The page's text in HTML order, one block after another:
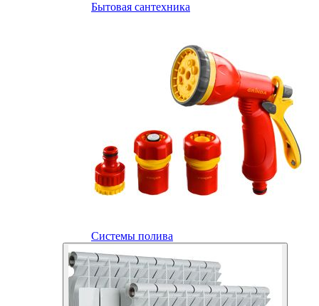
Бытовая сантехника
Системы полива